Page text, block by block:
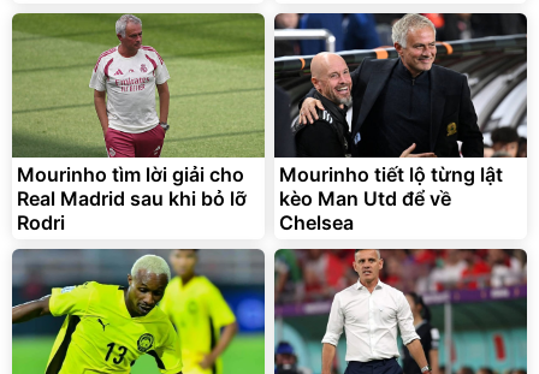
Mourinho tìm lời giải cho
Real Madrid sau khi bỏ lỡ
Rodri
Mourinho tiết lộ từng lật
kèo Man Utd để về
Chelsea